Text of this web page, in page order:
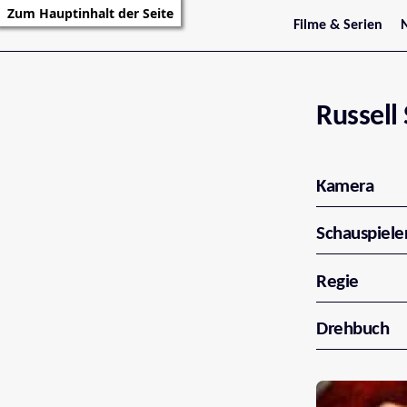
Zum Hauptinhalt der Seite
Filme & Serien
Trailer
Serienarchiv
Russell
Kamera
Regie
Drehbuch